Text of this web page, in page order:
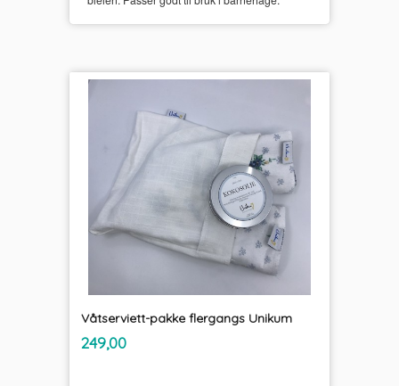
Våtserviett-pakke flergangs Unikum
Pris
249,00mva.